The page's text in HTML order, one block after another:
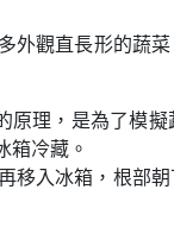
觀直長形的蔬
理，是為了模
箱冷藏。
入冰箱，根部